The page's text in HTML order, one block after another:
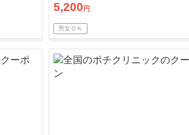
5,200 円
男女ＯＫ